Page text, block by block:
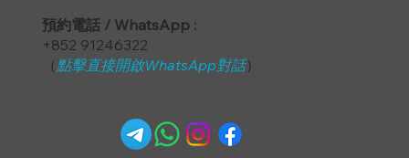
預約電話 / WhatsApp :
+852 91246322
（ 點擊直接開啟WhatsApp對話）